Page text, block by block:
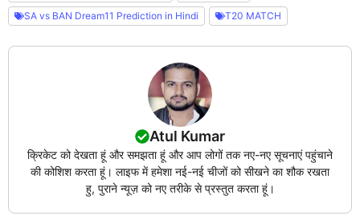
SA vs BAN Dream11 Prediction in Hindi
T20 MATCH
Atul Kumar
क्रिकेट को देखता हूं और समझता हूं और आप लोगों तक नए-नए सूचनाएं पहुंचाने
की कोशिश करता हूं। लाइफ में हमेशा नई-नई चीजों को सीखने का शौक रखता
हु, पुराने न्यूज़ को नए तरीके से प्रस्तुत करता हूं।